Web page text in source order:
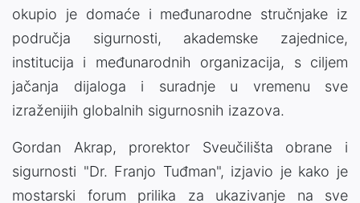
okupio je domaće i međunarodne stručnjake iz
područja sigurnosti, akademske zajednice,
institucija i međunarodnih organizacija, s ciljem
jačanja dijaloga i suradnje u vremenu sve
izraženijih globalnih sigurnosnih izazova.
Gordan Akrap, prorektor Sveučilišta obrane i
sigurnosti "Dr. Franjo Tuđman", izjavio je kako je
mostarski forum prilika za ukazivanje na sve